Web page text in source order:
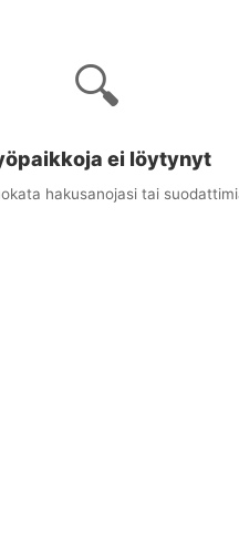
🔍
ei löytynyt
hakusanojasi tai